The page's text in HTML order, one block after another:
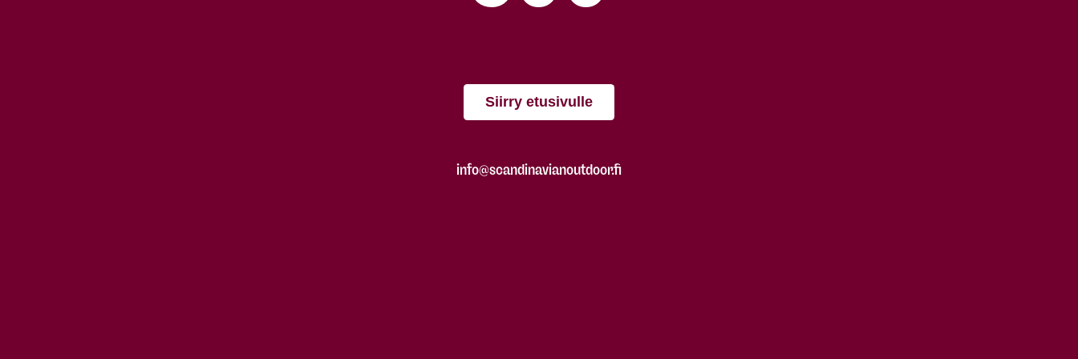
Siirry etusivulle
info@scandinavianoutdoor.fi